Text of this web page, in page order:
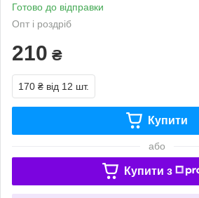
Готово до відправки
Опт і роздріб
210 ₴
170 ₴ від 12 шт.
Купити
або
Купити з